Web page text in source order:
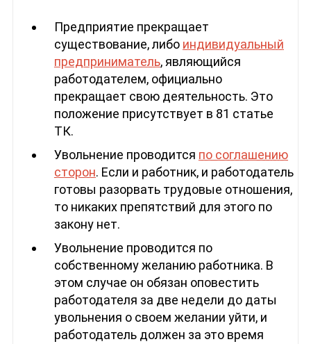
Предприятие прекращает
существование, либо индивидуальный
предприниматель, являющийся
работодателем, официально
прекращает свою деятельность. Это
положение присутствует в 81 статье
ТК.
Увольнение проводится по соглашению
сторон. Если и работник, и работодатель
готовы разорвать трудовые отношения,
то никаких препятствий для этого по
закону нет.
Увольнение проводится по
собственному желанию работника. В
этом случае он обязан оповестить
работодателя за две недели до даты
увольнения о своем желании уйти, и
работодатель должен за это время